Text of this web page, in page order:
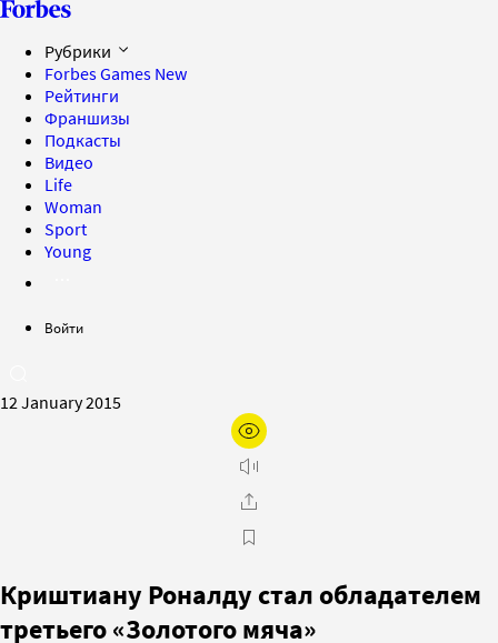
Рубрики
Forbes Games New
Рейтинги
Франшизы
Подкасты
Видео
Life
Woman
Sport
Young
Войти
12 January 2015
Криштиану Роналду стал обладателем
третьего «Золотого мяча»